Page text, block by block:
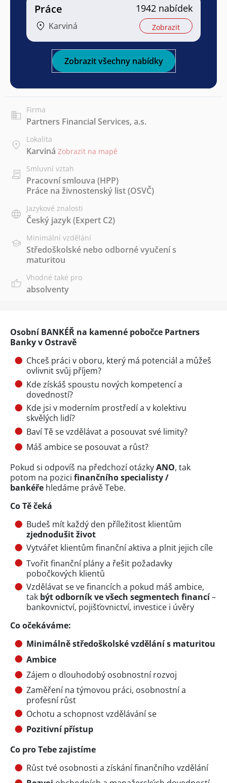
Práce
Karviná
1942 nabídek
Zobrazit
Zobrazit všechny nabídky
Firma
Partners Financial Services, a.s.
Lokalita
Karviná Zobrazit na mapě
Smluvní vztah
Pracovní smlouva (HPP)
Práce na živnostenský list (OSVČ)
Jazykové znalosti
Český jazyk(Expert C2)
Minimální vzdělání
Středoškolské nebo odborné vyučení s
maturitou
Vhodné také pro
absolventy
Osobní BANKÉŘ na kamenné pobočce Partners
Banky v Ostravě
Chceš práci v oboru, který má potenciál a můžeš
ovlivnit svůj příjem?
Kde získáš spoustu nových kompetencí a
dovedností?
Kde jsi v moderním prostředí a v kolektivu
skvělých lidí?
Baví Tě se vzdělávat a posouvat své limity?
Máš ambice se posouvat a růst?
Pokud si odpovíš na předchozí otázkyANO, tak
potom na pozici finančního specialisty /
bankéře hledáme právě Tebe.
Co Tě čeká
Budeš mít každý den příležitost klientům
zjednodušit život
Vytvářet klientům finanční aktiva a plnit jejich cíle
Tvořit finanční plány a řešit požadavky
pobočkových klientů
Vzdělávat se ve financích a pokud máš ambice,
tak být odborník ve všech segmentech financí–
bankovnictví, pojišťovnictví, investice i úvěry
Co očekáváme:
Minimálně středoškolské vzdělání s maturitou
Ambice
Zájem o dlouhodobý osobnostní rozvoj
Zaměření na týmovou práci, osobnostní a
profesní růst
Ochotu a schopnost vzdělávání se
Pozitivní přístup
Co pro Tebe zajistíme
Růst tvé osobnosti a získání finančního vzdělání